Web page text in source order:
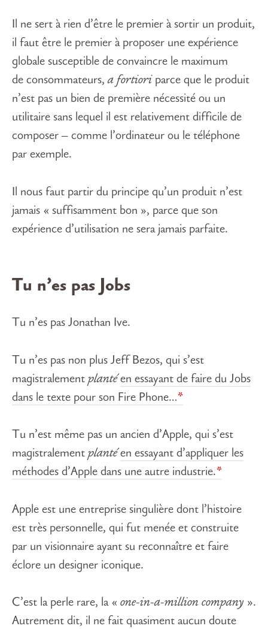
Il ne sert à rien d’être le premier à sortir un produit,
il faut être le premier à proposer une expérience
globale susceptible de convaincre le maximum
de consommateurs,a fortiori parce que le produit
n’est pas un bien de première nécessité ou un
utilitaire sans lequel il est relativement difficile de
composer – comme l’ordinateur ou le téléphone
par exemple.
Il nous faut partir du principe qu’un produit n’est
jamais « suffisamment bon », parce que son
expérience d’utilisation ne sera jamais parfaite.
Tu n’es pas Jobs
Tu n’es pas Jonathan Ive.
Tu n’es pas non plus Jeff Bezos, qui s’est
magistralement planté en essayant de faire du Jobs
dans le texte pour son Fire Phone…
Tu n’est même pas un ancien d’Apple, qui s’est
magistralement planté en essayant d’appliquer les
méthodes d’Apple dans une autre industrie.
Apple est une entreprise singulière dont l’histoire
est très personnelle, qui fut menée et construite
par un visionnaire ayant su reconnaître et faire
éclore un designer iconique.
C’est la perle rare, la « one-in-a-million company ».
Autrement dit, il ne fait quasiment aucun doute